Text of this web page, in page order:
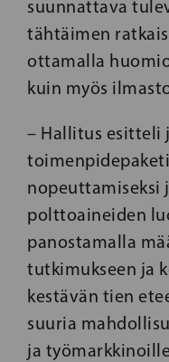
suunnattava
tähtäimen
ottamalla
kuin myös
– Hallitus esitteli
nopeuttamiseksi
polttoaineiden
panostamalla
tutkimukseen ja
kestävän tien
suuria
ja